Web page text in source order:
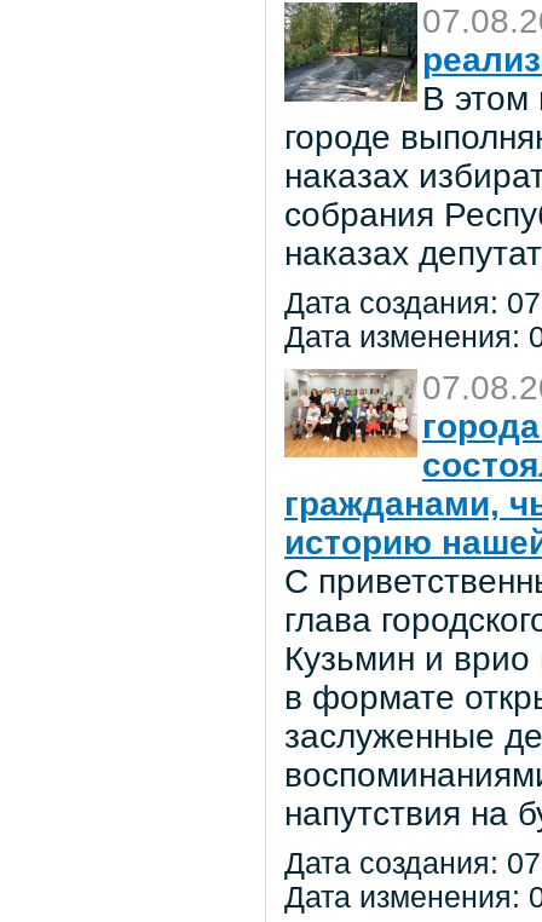
В этом
городе
наказах
собрания
наказах
Дата создания:
Дата изменения:
гражданами,
историю
С
глава
Кузьмин и
в формате
заслуженные
напутствия на
Дата создания:
Дата изменения: